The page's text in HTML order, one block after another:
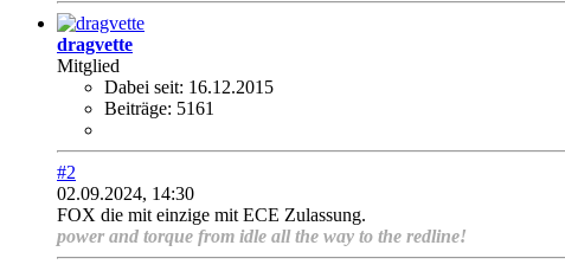
dragvette
Mitglied
Dabei seit: 16.12.2015
Beiträge: 5161
#2
02.09.2024, 14:30
FOX die mit einzige mit ECE Zulassung.
power and torque from idle all the way to the redline!